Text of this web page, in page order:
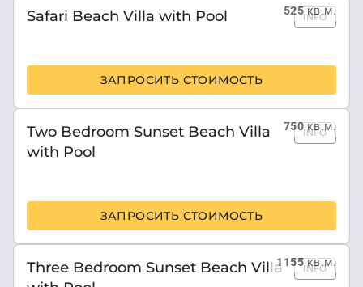
525кв.м.
Safari Beach Villa with Pool INFO
ЗАПРОСИТЬ СТОИМОСТЬ
750кв.м.
Two Bedroom Sunset Beach Villa
with Pool
INFO
ЗАПРОСИТЬ СТОИМОСТЬ
1155кв.м.
Three Bedroom Sunset Beach Villa
INFO